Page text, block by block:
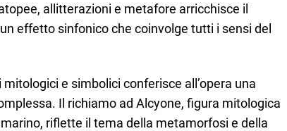
allitterazioni e metafore arricchisce il
effetto sinfonico che coinvolge tutti i sensi del
e simbolici conferisce all’opera una
Il richiamo ad Alcyone, figura mitologica
riflette il tema della metamorfosi e della